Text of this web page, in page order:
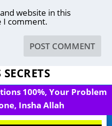
website in this
I comment.
SECRETS
100%, Your Problem
Insha Allah